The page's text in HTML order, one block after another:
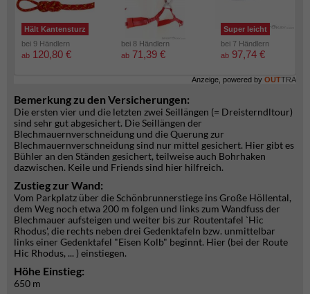
Hält Kantensturz
bei 9 Händlern
ab 120,80 €
bei 8 Händlern
ab 71,39 €
Super leicht
bei 7 Händlern
ab 97,74 €
Anzeige, powered by OUTTRA
Bemerkung zu den Versicherungen:
Die ersten vier und die letzten zwei Seillängen (= Dreisterndltour)
sind sehr gut abgesichert. Die Seillängen der
Blechmauernverschneidung und die Querung zur
Blechmauernverschneidung sind nur mittel gesichert. Hier gibt es
Bühler an den Ständen gesichert, teilweise auch Bohrhaken
dazwischen. Keile und Friends sind hier hilfreich.
Zustieg zur Wand:
Vom Parkplatz über die Schönbrunnerstiege ins Große Höllental,
dem Weg noch etwa 200 m folgen und links zum Wandfuss der
Blechmauer aufsteigen und weiter bis zur Routentafel `Hic
Rhodus', die rechts neben drei Gedenktafeln bzw. unmittelbar
links einer Gedenktafel "Eisen Kolb" beginnt. Hier (bei der Route
Hic Rhodus, ... ) einstiegen.
Höhe Einstieg:
650 m